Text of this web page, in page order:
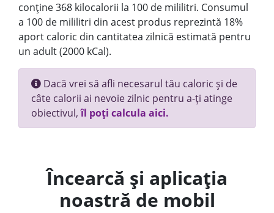
conține 368 kilocalorii la 100 de mililitri. Consumul
a 100 de mililitri din acest produs reprezintă 18%
aport caloric din cantitatea zilnică estimată pentru
un adult (2000 kCal).
Dacă vrei să afli necesarul tău caloric și de
câte calorii ai nevoie zilnic pentru a-ți atinge
obiectivul,îl poți calcula aici.
Încearcă și aplicația
noastră de mobil